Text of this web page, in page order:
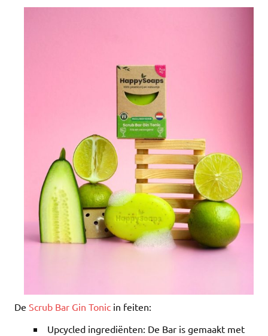
De Scrub Bar Gin Tonic in feiten:
Upcycled ingrediënten: De Bar is gemaakt met